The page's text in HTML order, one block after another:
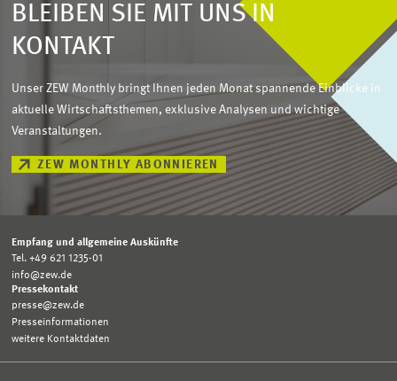
BLEIBEN SIE MIT UNS IN
KONTAKT
Unser ZEW Monthly bringt Ihnen jeden Monat spannende Einblicke in
aktuelle Wirtschaftsthemen, exklusive Analysen und wichtige
Veranstaltungen.
ZEW MONTHLY ABONNIEREN
Empfang und allgemeine Auskünfte
Tel. +49 621 1235-01
info@zew.de
Pressekontakt
presse@zew.de
Presseinformationen
weitere Kontaktdaten